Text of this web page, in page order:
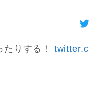
たりする！ twitter.c